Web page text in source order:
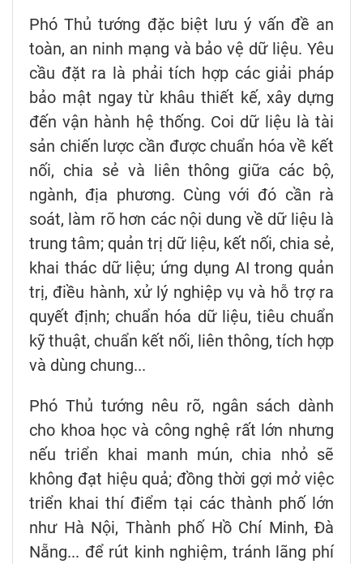
Phó Thủ tướng đặc biệt lưu ý vấn đề an
toàn, an ninh mạng và bảo vệ dữ liệu. Yêu
cầu đặt ra là phải tích hợp các giải pháp
bảo mật ngay từ khâu thiết kế, xây dựng
đến vận hành hệ thống. Coi dữ liệu là tài
sản chiến lược cần được chuẩn hóa về kết
nối, chia sẻ và liên thông giữa các bộ,
ngành, địa phương. Cùng với đó cần rà
soát, làm rõ hơn các nội dung về dữ liệu là
trung tâm; quản trị dữ liệu, kết nối, chia sẻ,
khai thác dữ liệu; ứng dụng AI trong quản
trị, điều hành, xử lý nghiệp vụ và hỗ trợ ra
quyết định; chuẩn hóa dữ liệu, tiêu chuẩn
kỹ thuật, chuẩn kết nối, liên thông, tích hợp
và dùng chung...
Phó Thủ tướng nêu rõ, ngân sách dành
cho khoa học và công nghệ rất lớn nhưng
nếu triển khai manh mún, chia nhỏ sẽ
không đạt hiệu quả; đồng thời gợi mở việc
triển khai thí điểm tại các thành phố lớn
như Hà Nội, Thành phố Hồ Chí Minh, Đà
Nẵng... để rút kinh nghiệm, tránh lãng phí